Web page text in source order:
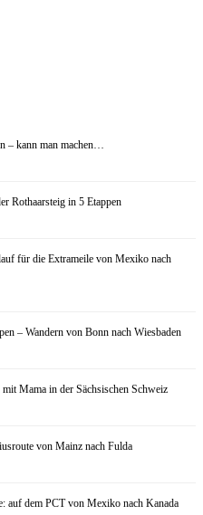
– kann man machen…
Rothaarsteig in 5 Etappen
für die Extrameile von Mexiko nach
– Wandern von Bonn nach Wiesbaden
Mama in der Sächsischen Schweiz
von Mainz nach Fulda
auf dem PCT von Mexiko nach Kanada